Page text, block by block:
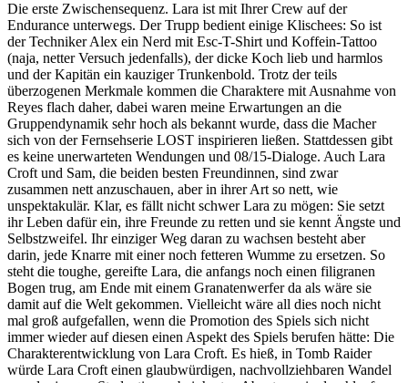
Die erste Zwischensequenz. Lara ist mit Ihrer Crew auf der
Endurance unterwegs. Der Trupp bedient einige Klischees: So ist
der Techniker Alex ein Nerd mit Esc-T-Shirt und Koffein-Tattoo
(naja, netter Versuch jedenfalls), der dicke Koch lieb und harmlos
und der Kapitän ein kauziger Trunkenbold. Trotz der teils
überzogenen Merkmale kommen die Charaktere mit Ausnahme von
Reyes flach daher, dabei waren meine Erwartungen an die
Gruppendynamik sehr hoch als bekannt wurde, dass die Macher
sich von der Fernsehserie LOST inspirieren ließen. Stattdessen gibt
es keine unerwarteten Wendungen und 08/15-Dialoge. Auch Lara
Croft und Sam, die beiden besten Freundinnen, sind zwar
zusammen nett anzuschauen, aber in ihrer Art so nett, wie
unspektakulär. Klar, es fällt nicht schwer Lara zu mögen: Sie setzt
ihr Leben dafür ein, ihre Freunde zu retten und sie kennt Ängste und
Selbstzweifel. Ihr einziger Weg daran zu wachsen besteht aber
darin, jede Knarre mit einer noch fetteren Wumme zu ersetzen. So
steht die toughe, gereifte Lara, die anfangs noch einen filigranen
Bogen trug, am Ende mit einem Granatenwerfer da als wäre sie
damit auf die Welt gekommen. Vielleicht wäre all dies noch nicht
mal groß aufgefallen, wenn die Promotion des Spiels sich nicht
immer wieder auf diesen einen Aspekt des Spiels berufen hätte: Die
Charakterentwicklung von Lara Croft. Es hieß, in Tomb Raider
würde Lara Croft einen glaubwürdigen, nachvollziehbaren Wandel